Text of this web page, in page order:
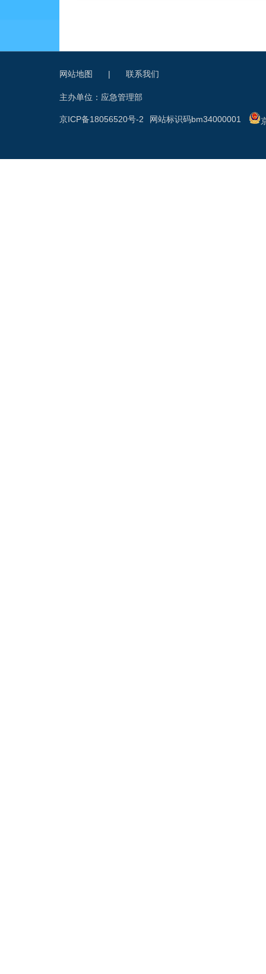
网站地图 | 联系我们
主办单位：应急管理部
网站标识码bm34000001
京ICP备18056520号-2